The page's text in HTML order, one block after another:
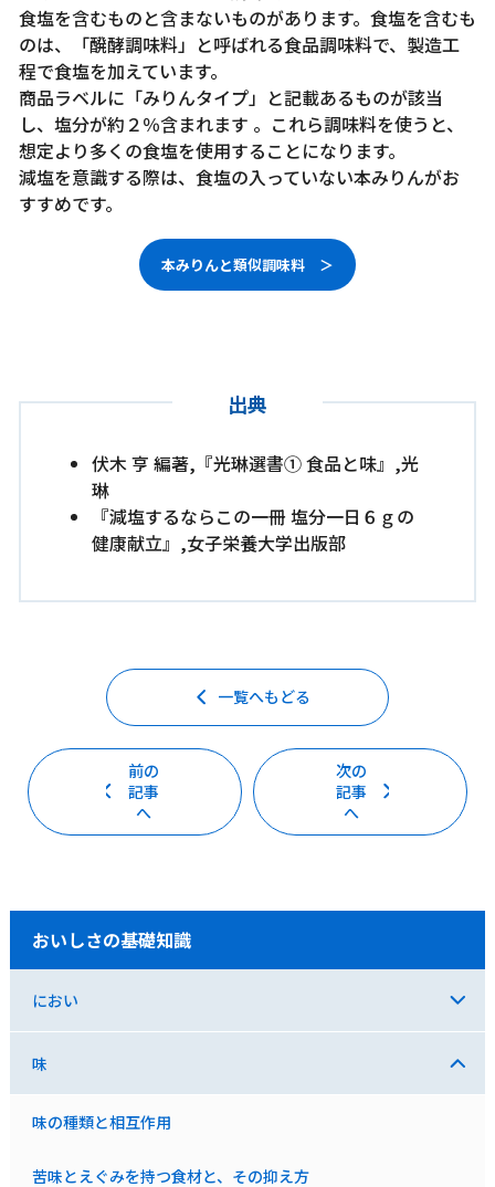
おいしさの基礎知識
におい
味
味の種類と相互作用
苦味とえぐみを持つ食材と、その抑え方
食塩を含むものと含まないものがあります。食塩を含むも
のは、「醗酵調味料」と呼ばれる食品調味料で、製造工
程で食塩を加えています。
商品ラベルに「みりんタイプ」と記載あるものが該当
し、塩分が約２％含まれます 。これら調味料を使うと、
想定より多くの食塩を使用することになります。
減塩を意識する際は、食塩の入っていない本みりんがお
すすめです。
本みりんと類似調味料 ＞
出典
伏木 亨 編著,『光琳選書① 食品と味』,光
琳
『減塩するならこの一冊 塩分一日６ｇの
健康献立』,女子栄養大学出版部
一覧へもどる
前の
記事
へ
次の
記事
へ